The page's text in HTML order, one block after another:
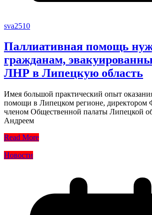
sva2510
Паллиативная помощь
гражданам,
ЛНР в Липецкую область
Имея большой практический опыт
помощи в Липецком регионе,
членом Общественной палаты Липецкой
Андреем
Read More
Новости